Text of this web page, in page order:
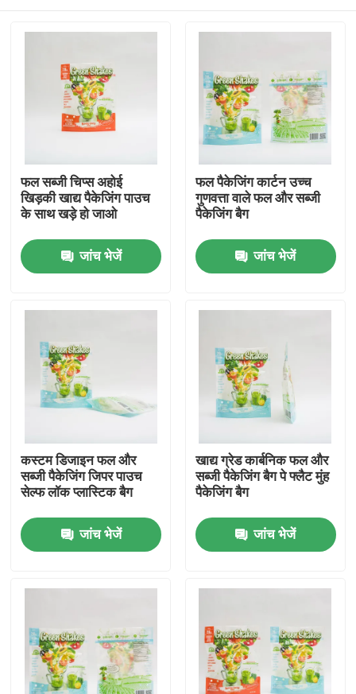
फैक्टरी यात्रा
हमसे संपर्क करें
समाचार
सभी मामलों
खाद्य पैकेजिंग बैग
कॉफी पैकेजिंग बैग
फल सब्जी चिप्स अहोई
खिड़की खाद्य पैकेजिंग पाउच
के साथ खड़े हो जाओ
जांच भेजें
फल पैकेजिंग कार्टन उच्च
गुणवत्ता वाले फल और सब्जी
पैकेजिंग बैग
जांच भेजें
कस्टम डिजाइन फल और
सब्जी पैकेजिंग जिपर पाउच
सेल्फ लॉक प्लास्टिक बैग
जांच भेजें
खाद्य ग्रेड कार्बनिक फल और
सब्जी पैकेजिंग बैग पे फ्लैट मुंह
पैकेजिंग बैग
जांच भेजें